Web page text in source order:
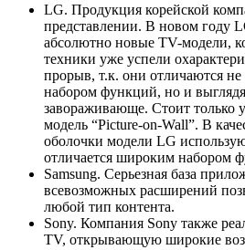
LG. Продукция корейской
представлении. В новом году
абсолютно новые TV-модели,
техники уже успели
прорыв, т.к. они отличаются
набором функций, но и
завораживающе. Стоит только
модель “Picture-on-Wall”. В
оболочки модели LG
отличается широким набором
Samsung. Серьезная база
всевозможных расширений
любой тип контента.
Sony. Компания Sony также
TV, открывающую широкие